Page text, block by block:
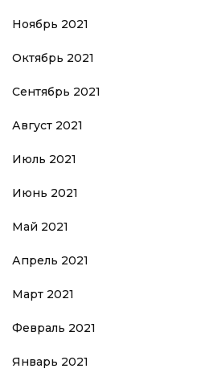
Ноябрь 2021
Октябрь 2021
Сентябрь 2021
Август 2021
Июль 2021
Июнь 2021
Май 2021
Апрель 2021
Март 2021
Февраль 2021
Январь 2021